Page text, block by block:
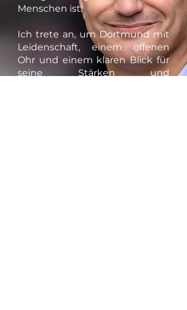
Menschen ist.
Ich trete an, um Dortmund mit
Leidenschaft, einem offenen
Ohr und einem klaren Blick für
seine Stärken und